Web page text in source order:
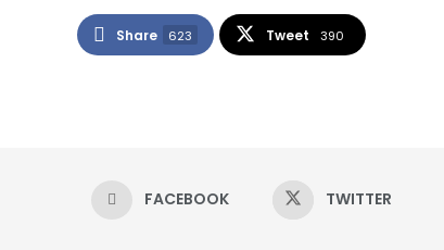
Share 623 Tweet 390
FACEBOOK TWITTER